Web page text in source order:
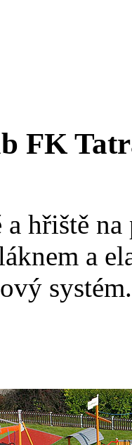
FK
a hřiště
a